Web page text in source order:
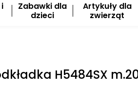
Zabawki dla
dzieci
Artykuły dla
zwierząt
H5484SX